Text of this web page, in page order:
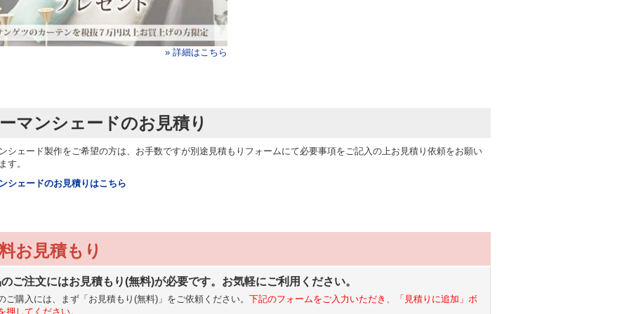
» 詳細はこちら
マンシェードのお見積り
シェード製作をご希望の方は、お手数ですが別途見積もりフォームにて必要事項をご記入の上お見積り依頼をお願い
す。
シェードのお見積りはこちら
お見積もり
ご注文にはお見積もり(無料)が必要です。お気軽にご利用ください。
ご購入には、まず「お見積もり(無料)」をご依頼ください。 下記のフォームをご入力いただき、「見積りに追加」ボ
押してください。